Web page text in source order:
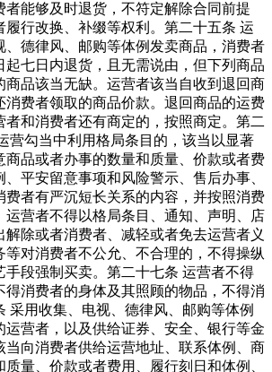
者能够及时退货，不符定解除合同前提
履行改换、补缀等权利。第二十五条 运
、德律风、邮购等体例发卖商品，消费者
起七日内退货，且无需说由，但下列商品
商品该当无缺。运营者该当自收到退回商
消费者领取的商品价款。退回商品的运费
者和消费者还有商定的，按照商定。第二
营勾当中利用格局条目的，该当以显著
商品或者办事的数量和质量、价款或者费
平安留意事项和风险警示、售后办事、
费者有严沉短长关系的内容，并按照消费
运营者不得以格局条目、通知、声明、店
解除或者消费者、减轻或者免去运营者义
等对消费者不公允、不合理的，不得操纵
手段强制买卖。第二十七条 运营者不得
得消费者的身体及其照顾的物品，不得消
采用收集、电视、德律风、邮购等体例
运营者，以及供给证券、安全、银行等金
当向消费者供给运营地址、联系体例、商
量、价款或者费用、履行刻日和体例、